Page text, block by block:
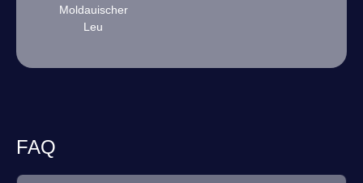
Moldauischer
Leu
FAQ